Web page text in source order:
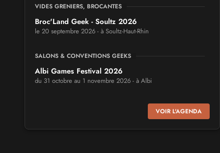
VIDES GRENIERS, BROCANTES
Broc'Land Geek - Soultz 2026
le 20 septembre 2026 - à Soultz-Haut-Rhin
SALONS & CONVENTIONS GEEKS
Albi Games Festival 2026
du 31 octobre au 1 novembre 2026 - à Albi
Virtual Calais - salon du jeu vidéo et des loisirs
numériques 2026
VOIR L'AGENDA